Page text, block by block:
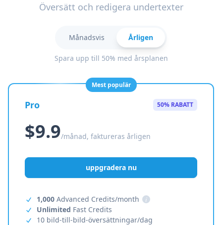
Översätt och redigera undertexter
Månadsvis Årligen
Spara upp till 50% med årsplanen
Mest populär
Pro 50% RABATT
$9.9/månad, faktureras årligen
uppgradera nu
1,000 Advanced Credits/month
i
Unlimited Fast Credits
10 bild-till-bild-översättningar/dag